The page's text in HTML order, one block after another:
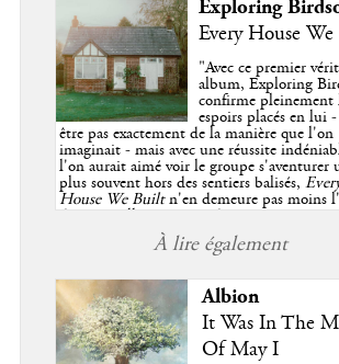
Exploring
Every House
"Avec ce premier
album, Exploring
confirme pleinement
espoirs placés en lui
être pas exactement de la manière que l'on
imaginait - mais avec une réussite
l'on aurait aimé voir le groupe s'aventurer
plus souvent hors des sentiers balisés,
House We Builtn'en demeure pas moins
des très belles surprises de cette année,
plusieurs morceaux qui trouveront sans
une place de choix dans vos playlists
À lire également
Albion
It Was In The
Of May I